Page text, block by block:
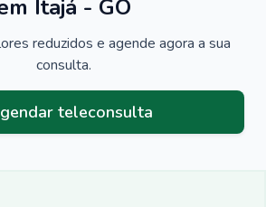
Itajá - GO
reduzidos e agende agora a sua
consulta.
teleconsulta